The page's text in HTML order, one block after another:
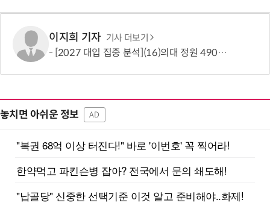
이지희 기자 기사 더보기
[2027 대입 집중 분석](16)의대 정원 490명 늘었지만…서울·수도권은 전형 변화에 주목
놓치면 아쉬운 정보 AD